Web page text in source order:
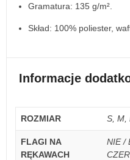
Gramatura: 135 g/m².
Skład: 100% poliester,
Informacje
ROZMIAR S, M,
FLAGI NA
RĘKAWACH
NIE /